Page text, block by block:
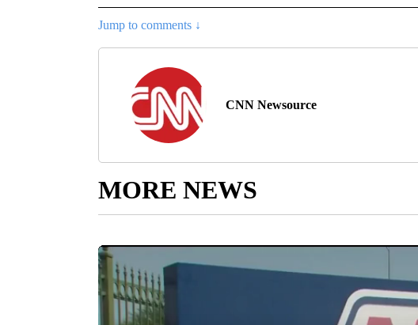
Jump to comments ↓
CNN Newsource
MORE NEWS